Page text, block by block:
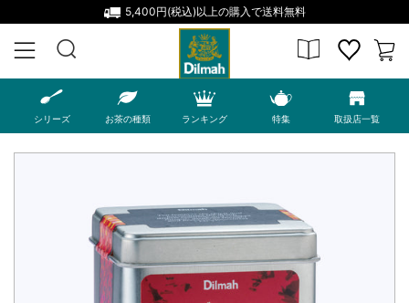
5,400円(税込)以上の購入で送料無料
MENU
シリーズ お茶の種類 ランキング 特集 取扱店一覧